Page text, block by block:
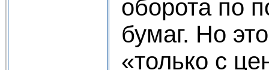
оборота по
бумаг. Но
«только с